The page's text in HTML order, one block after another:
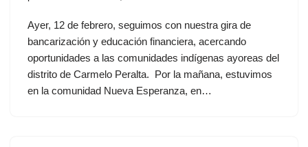
Ayer, 12 de febrero, seguimos con nuestra gira de
bancarización y educación financiera, acercando
oportunidades a las comunidades indígenas ayoreas del
distrito de Carmelo Peralta. Por la mañana, estuvimos
en la comunidad Nueva Esperanza, en…